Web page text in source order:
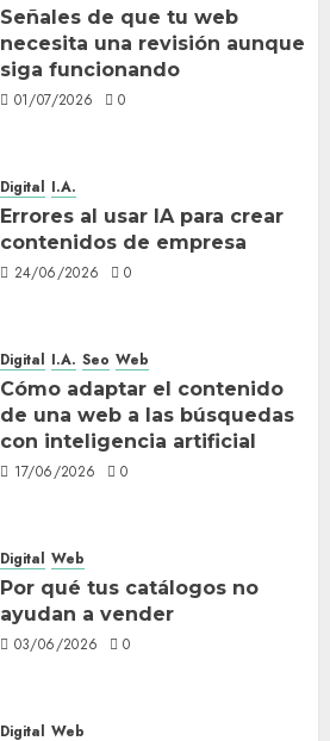
Señales de que tu web
necesita una revisión aunque
siga funcionando
01/07/2026 0
Digital I.A.
Errores al usar IA para crear
contenidos de empresa
24/06/2026 0
Digital I.A. Seo Web
Cómo adaptar el contenido
de una web a las búsquedas
con inteligencia artificial
17/06/2026 0
Digital Web
Por qué tus catálogos no
ayudan a vender
03/06/2026 0
Digital Web